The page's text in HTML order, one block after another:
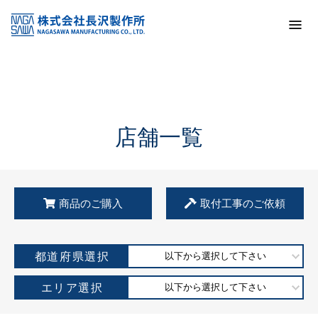
KSS加盟店・取扱店情報
店舗一覧
店舗一覧
商品のご購入 取付工事のご依頼
都道府県選択 以下から選択して下さい
エリア選択 以下から選択して下さい